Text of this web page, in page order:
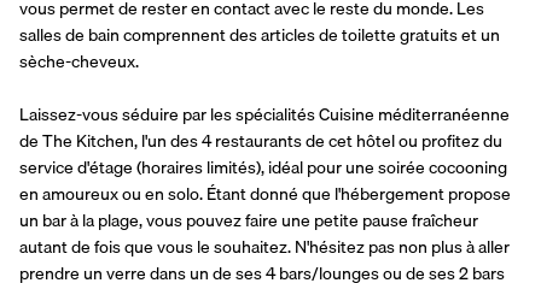
vous permet de rester en contact avec le reste du monde. Les
salles de bain comprennent des articles de toilette gratuits et un
sèche-cheveux.
Laissez-vous séduire par les spécialités Cuisine méditerranéenne
de The Kitchen, l'un des 4 restaurants de cet hôtel ou profitez du
service d'étage (horaires limités), idéal pour une soirée cocooning
en amoureux ou en solo. Étant donné que l'hébergement propose
un bar à la plage, vous pouvez faire une petite pause fraîcheur
autant de fois que vous le souhaitez. N'hésitez pas non plus à aller
prendre un verre dans un de ses 4 bars/lounges ou de ses 2 bars